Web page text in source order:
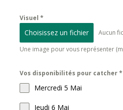
Visuel *
Choisissez un fichier
Aucun
Une image pour vous représenter
Vos disponibilités pour catcher*
Mercredi 5 Mai
Jeudi 6 Mai